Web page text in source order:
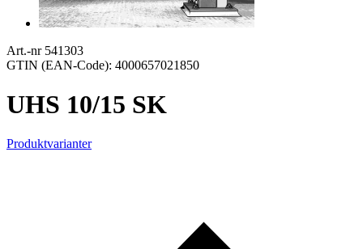
Art.-nr 541303
GTIN (EAN-Code): 4000657021850
UHS 10/15 SK
Produktvarianter